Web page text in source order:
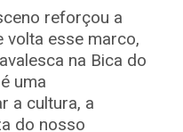
reforçou a
volta esse marco,
na Bica do
uma
a cultura, a
do nosso